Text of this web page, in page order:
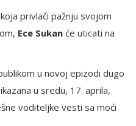
privlači pažnju svojom
Ece Sukan će uticati na
u novoj epizodi dugo
u sredu, 17. aprila,
voditeljke vesti sa moći